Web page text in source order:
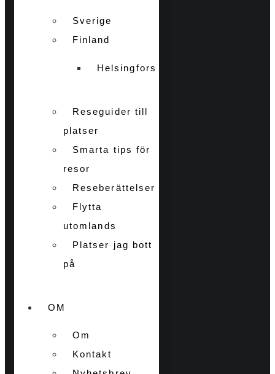
Sverige
Finland
Helsingfors
Reseguider till
platser
Smarta tips för
resor
Reseberättelser
Flytta
utomlands
Platser jag bott
på
OM
Om
Kontakt